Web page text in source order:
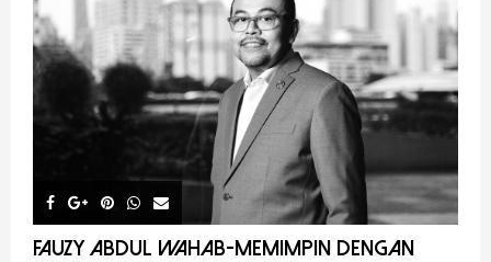
FAUZY ABDUL WAHAB-MEMIMPIN DENGAN